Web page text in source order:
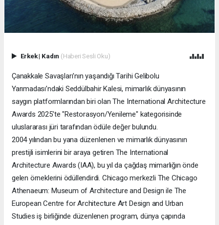
Erkek| Kadın (Haberi Sesli Oku)
Çanakkale Savaşları’nın yaşandığı Tarihi Gelibolu
Yarımadası’ndaki Seddülbahir Kalesi, mimarlık dünyasının
saygın platformlarından biri olan The International Architecture
Awards 2025’te "Restorasyon/Yenileme" kategorisinde
uluslararası jüri tarafından ödüle değer bulundu.
2004 yılından bu yana düzenlenen ve mimarlık dünyasının
prestijli isimlerini bir araya getiren The International
Architecture Awards (IAA), bu yıl da çağdaş mimarlığın önde
gelen örneklerini ödüllendirdi. Chicago merkezli The Chicago
Athenaeum: Museum of Architecture and Design ile The
European Centre for Architecture Art Design and Urban
Studies iş birliğinde düzenlenen program, dünya çapında